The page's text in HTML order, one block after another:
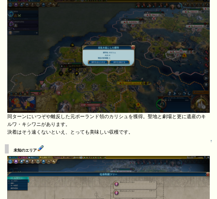
同ターンにいつぞや離反した元ポーランド領のカリシュを獲得。聖地と劇場と更に遺産のキ
ルワ・キシワニがあります。
決着はそう遠くないといえ、とっても美味しい収穫です。
↑
未知のエリア